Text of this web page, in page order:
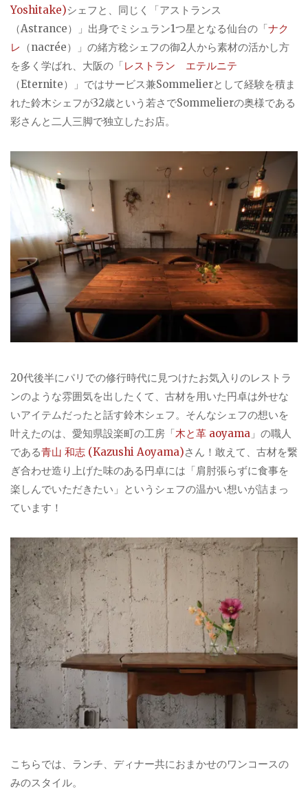
Yoshitake)シェフと、同じく「アストランス
（Astrance）」出身でミシュラン1つ星となる仙台の「ナク
レ （nacrée）」の緒方稔シェフの御2人から素材の活かし方
を多く学ばれ、大阪の「レストラン エテルニテ
（Eternite）」ではサービス兼Sommelierとして経験を積ま
れた鈴木シェフが32歳という若さでSommelierの奥様である
彩さんと二人三脚で独立したお店。
20代後半にパリでの修行時代に見つけたお気入りのレストラ
ンのような雰囲気を出したくて、古材を用いた円卓は外せな
いアイテムだったと話す鈴木シェフ。そんなシェフの想いを
叶えたのは、愛知県設楽町の工房「木と革 aoyama 」の職人
である青山 和志 (Kazushi Aoyama)さん！敢えて、古材を繋
ぎ合わせ造り上げた味のある円卓には「肩肘張らずに食事を
楽しんでいただきたい」というシェフの温かい想いが詰まっ
ています！
こちらでは、ランチ、ディナー共におまかせのワンコースの
みのスタイル。